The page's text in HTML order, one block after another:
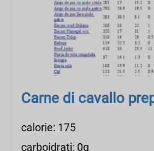
Carne di cavallo
calorie: 175
carboidrati: 0g